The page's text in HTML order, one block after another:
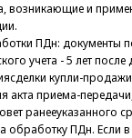
возникающие и
ПДн: документы
учета - 5 лет после
купли-
акта приема-
ранееуказанного
обработку ПДн. Если